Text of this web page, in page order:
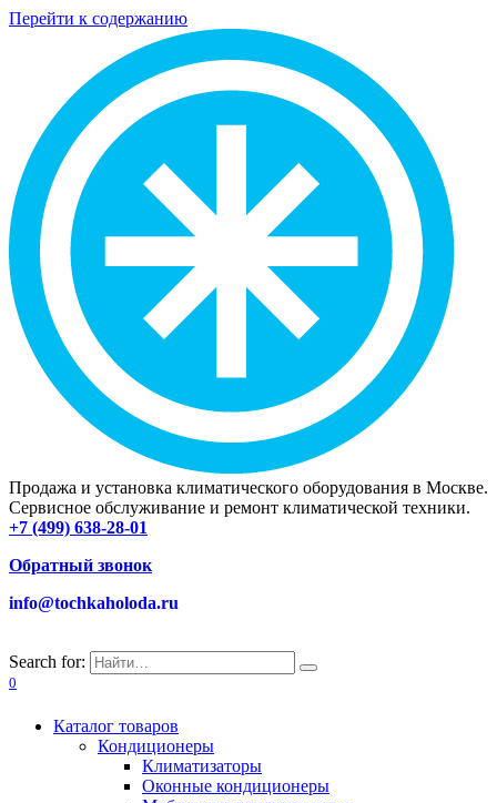
Перейти к содержанию
Продажа и установка климатического оборудования в Москве.
Сервисное обслуживание и ремонт климатической техники.
+7 (499) 638-28-01
Обратный звонок
info@tochkaholoda.ru
Search for:
0
Каталог товаров
Кондиционеры
Климатизаторы
Оконные кондиционеры